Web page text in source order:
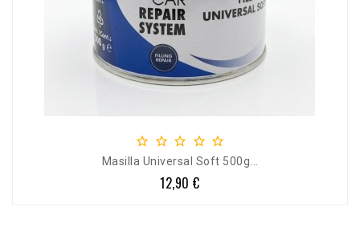
    
Masilla Universal Soft 500g...
Precio
12,90 €